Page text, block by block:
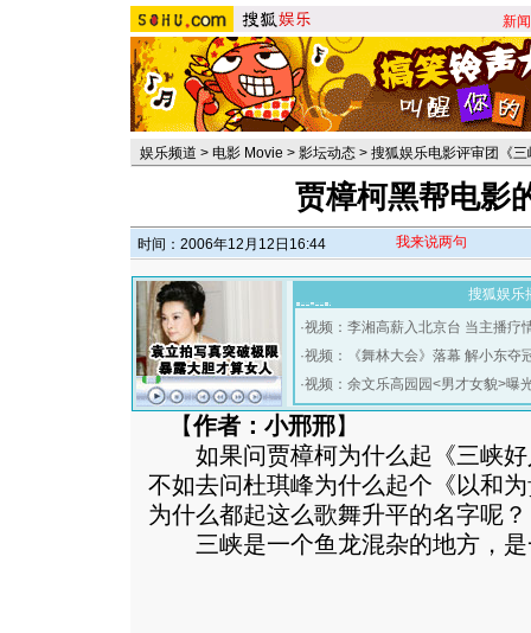
新闻
娱乐频道 > 电影 Movie > 影坛动态 > 搜狐娱乐电影评审团《三
贾樟柯黑帮电影
时间：2006年12月12日16:44 我来说两句
搜狐娱乐
·视频：李湘高薪入北京台 当主播疗
·视频：《舞林大会》落幕 解小东夺
·视频：余文乐高园园<男才女貌>曝
【作者：小邢邢】
如果问贾樟柯为什么起《三峡好
不如去问杜琪峰为什么起个《以和
为什么都起这么歌舞升平的名字呢？
三峡是一个鱼龙混杂的地方，是